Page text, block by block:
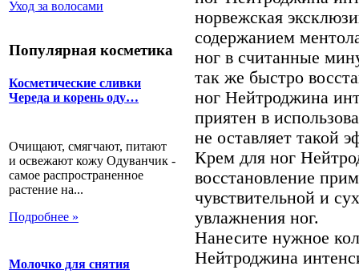
Уход за волосами
Популярная косметика
Косметические сливки
Череда и корень оду…
Очищают, смягчают, питают
и освежают кожу Одуванчик -
самое распространенное
растение на...
Подробнее »
Молочко для снятия
норвежская
содержанием
ног в считанные
так же быстро
ног Нейтроджина
приятен в
не оставляет такой
Крем для ног
восстановление
чувствительной и
увлажнения ног.
Нанесите нужное
Нейтроджина